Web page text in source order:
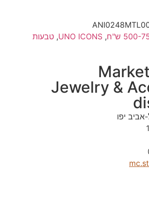
750 ש"ח ,
UNO ICONS
, טבעות
Jewelry &